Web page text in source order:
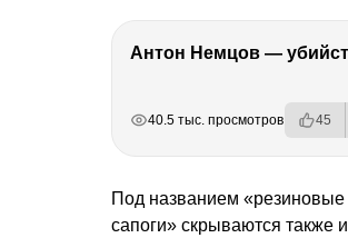
40.5 тыс. просмотров 45
Под названием «резиновые
сапоги» скрываются также и